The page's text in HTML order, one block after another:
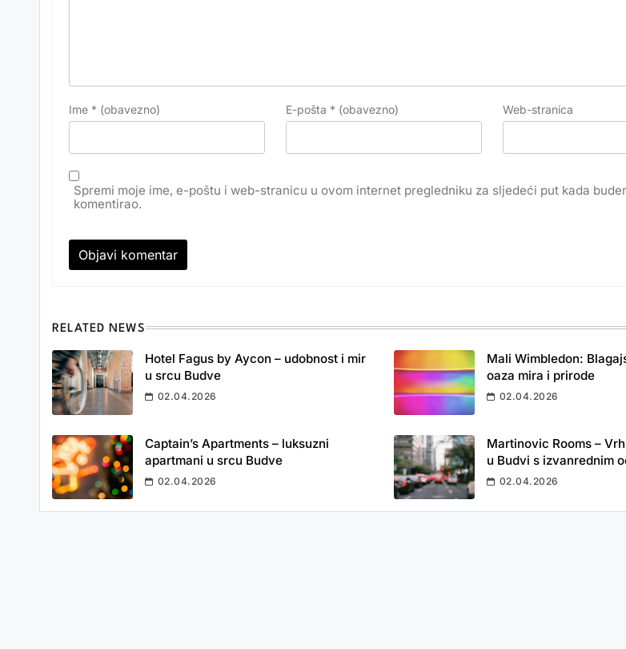
Ime * (obavezno) E-pošta * (obavezno) Web-stranica
Spremi moje ime, e-poštu i web-stranicu u ovom internet pregledniku za sljedeći put kada
komentirao.
RELATED NEWS
Hotel Fagus by Aycon – udobnost i mir
u srcu Budve
02.04.2026
Mali Wimbledon:
oaza mira i prirode
02.04.2026
Captain’s Apartments – luksuzni
apartmani u srcu Budve
02.04.2026
Martinovic Rooms –
u Budvi s izvanrednim
02.04.2026